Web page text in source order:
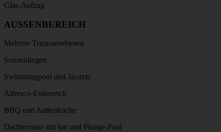
Glas-Aufzug
AUSSENBEREICH
Mehrere Terrassenebenen
Sonnenliegen
Swimmingpool und Jacuzzi
Alfresco-Essbereich
BBQ und Außenküche
Dachterrasse mit bar und Plunge-Pool